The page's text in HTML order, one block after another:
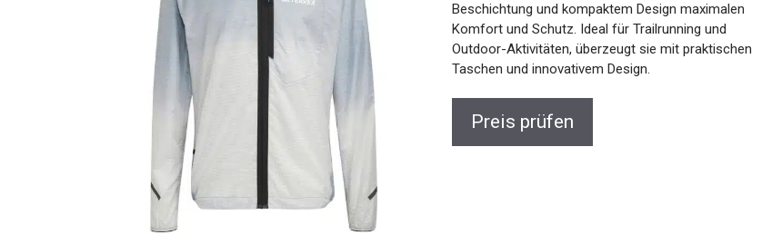
Beschichtung und kompaktem Design maximalen
Komfort und Schutz. Ideal für Trailrunning und
Outdoor-Aktivitäten, überzeugt sie mit praktischen
Taschen und innovativem Design.
Preis prüfen
Jetzt anschauen